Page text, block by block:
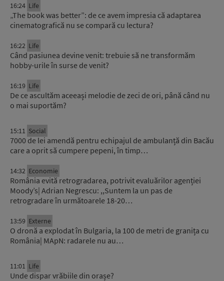
16:24 Life
„The book was better”: de ce avem impresia că adaptarea
cinematografică nu se compară cu lectura?
16:22 Life
Când pasiunea devine venit: trebuie să ne transformăm
hobby-urile în surse de venit?
16:19 Life
De ce ascultăm aceeași melodie de zeci de ori, până când nu
o mai suportăm?
15:11 Social
7000 de lei amendă pentru echipajul de ambulanță din Bacău
care a oprit să cumpere pepeni, în timp…
14:32 Economie
România evită retrogradarea, potrivit evaluărilor agenției
Moody’s| Adrian Negrescu: ,,Suntem la un pas de
retrogradare în următoarele 18-20…
13:59 Externe
O dronă a explodat în Bulgaria, la 100 de metri de granița cu
România| MApN: radarele nu au…
11:01 Life
Unde dispar vrăbiile din orașe?